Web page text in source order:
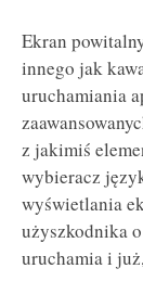
Ekran
innego jak
uruchamiania
z jakimiś
wybieracz
wyświetlania
użyszkodnika
uruchamia i